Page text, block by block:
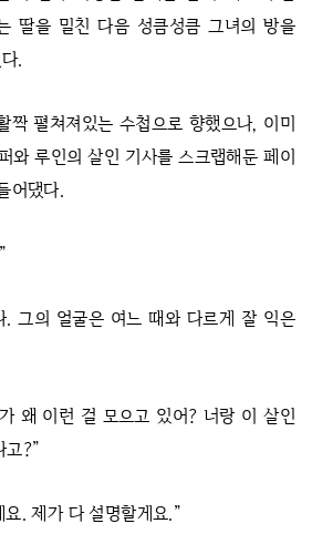
딸을 밀친 다음 성큼성큼 그녀의 방을
.
짝 펼쳐져있는 수첩으로 향했으나, 이미
와 루인의 살인 기사를 스크랩해둔 페이
어댔다.
. 그의 얼굴은 여느 때와 다르게 잘 익은
왜 이런 걸 모으고 있어? 너랑 이 살인
고?”
. 제가 다 설명할게요.”